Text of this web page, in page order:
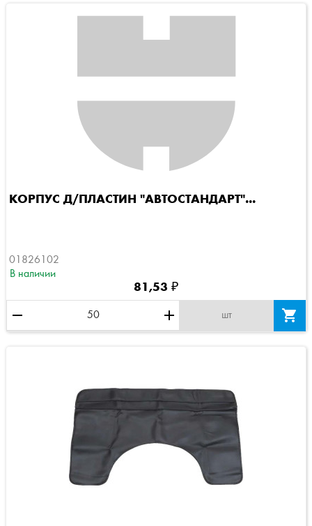
КОРПУС Д/ПЛАСТИН "АВТОСТАНДАРТ"...
01826102
В наличии
81,53 ₽
remove add шт 